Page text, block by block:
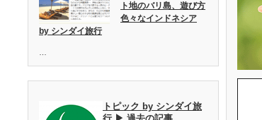
ト地のバリ島、遊び方
色々なインドネシア
by シンダイ旅行
トピック by シンダイ旅